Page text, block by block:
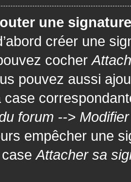
une
créer une
cocher
pouvez aussi
forum -->
empêcher une
caseAttacher sa